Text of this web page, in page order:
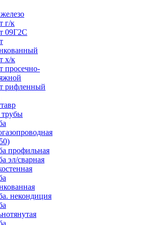
г/к
09Г2С
х/к
просечно-
рифленный
профильная
эл/сварная
некондиция